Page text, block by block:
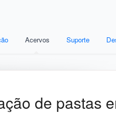
Acervos Suporte
de pastas